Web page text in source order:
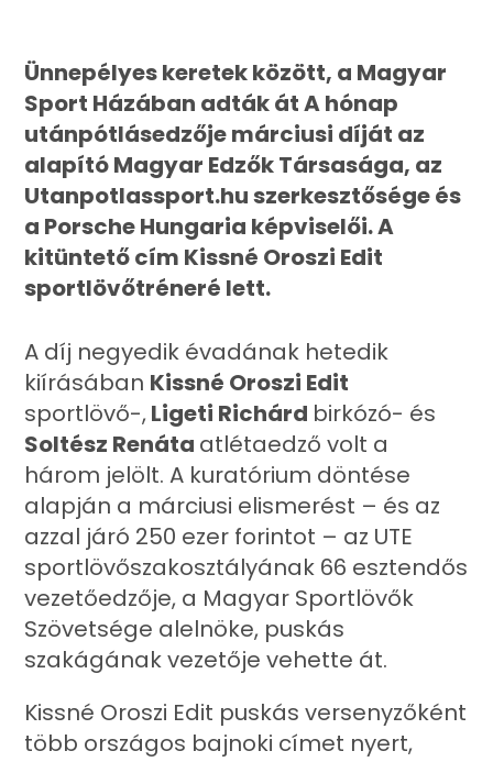
Ünnepélyes keretek között, a Magyar
Sport Házában adták át A hónap
utánpótlásedzője márciusi díját az
alapító Magyar Edzők Társasága, az
Utanpotlassport.hu szerkesztősége és
a Porsche Hungaria képviselői. A
kitüntető cím Kissné Oroszi Edit
sportlövőtréneré lett.
A díj negyedik évadának hetedik
kiírásában Kissné Oroszi Edit
sportlövő-,Ligeti Richárd birkózó- és
Soltész Renáta atlétaedző volt a
három jelölt. A kuratórium döntése
alapján a márciusi elismerést – és az
azzal járó 250 ezer forintot – az UTE
sportlövőszakosztályának 66 esztendős
vezetőedzője, a Magyar Sportlövők
Szövetsége alelnöke, puskás
szakágának vezetője vehette át.
Kissné Oroszi Edit puskás versenyzőként
több országos bajnoki címet nyert,